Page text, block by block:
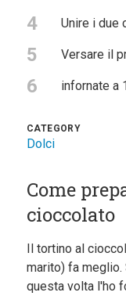
4 Unire i due
5 Versare il
6 infornate a
CATEGORY
Dolci
Come
cioccolato
Il tortino al
marito) fa
questa volta l'ho